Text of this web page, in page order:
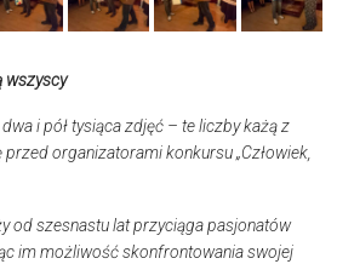
wszyscy
i pół tysiąca zdjęć – te liczby każą z
organizatorami konkursu „Człowiek,
od szesnastu lat przyciąga pasjonatów
im możliwość skonfrontowania swojej